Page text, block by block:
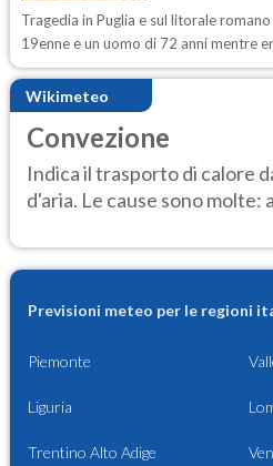
Tragedia in Puglia e sul litorale
19enne e un uomo di 72 anni mentre
Wikimeteo
Convezione
Indica il trasporto di calore
d'aria. Le cause sono molte:
Previsioni meteo per le regioni
Piemonte
Liguria
Trentino Alto Adige